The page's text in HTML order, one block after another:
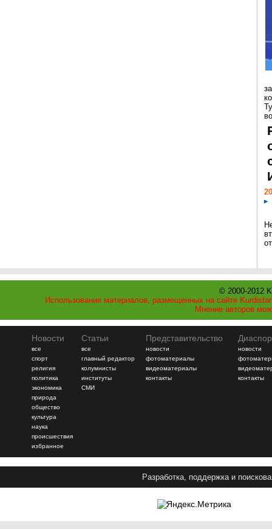
© 2000-2012
Использование материалов, размещенных на сайте
Мнение авторов
Новости
все
спорт
религия
политика
экономика
природа
общество
культура
наука
происшествия
избранное
Статьи
все
главный редактор
колумнисты
институты
СМИ
Представительство
новости
фотоматериалы
видеоматериалы
контакты
новости
контакты
Разработка, поддержка и